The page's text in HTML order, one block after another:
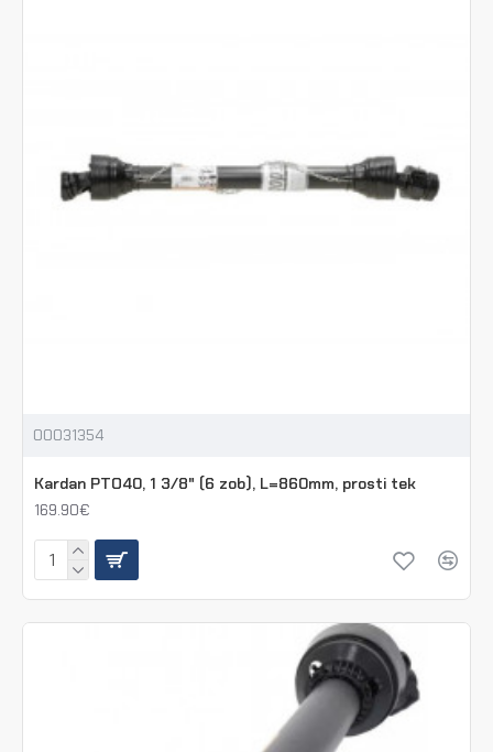
00031354
Kardan PTO40, 1 3/8" (6 zob), L=860mm, prosti tek
169.90€